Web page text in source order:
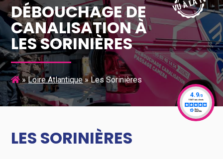
DÉBOUCHAGE DE
CANALISATION À
LES SORINIÈRES
»Loire Atlantique»Les Sorinières
LES SORINIÈRES